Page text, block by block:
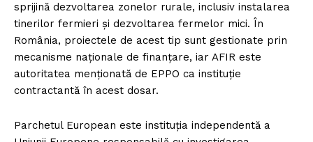
sprijină dezvoltarea zonelor rurale, inclusiv instalarea
tinerilor fermieri și dezvoltarea fermelor mici. În
România, proiectele de acest tip sunt gestionate prin
mecanisme naționale de finanțare, iar AFIR este
autoritatea menționată de EPPO ca instituție
contractantă în acest dosar.
Parchetul European este instituția independentă a